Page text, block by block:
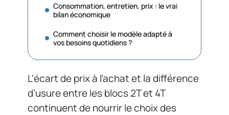
Consommation, entretien, prix : le vrai
bilan économique
Comment choisir le modèle adapté à
vos besoins quotidiens ?
L’écart de prix à l’achat et la différence
d’usure entre les blocs 2T et 4T
continuent de nourrir le choix des